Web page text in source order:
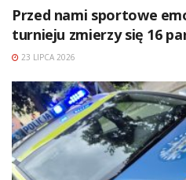
Przed nami sportowe
turnieju zmierzy się 16
23 LIPCA 2026